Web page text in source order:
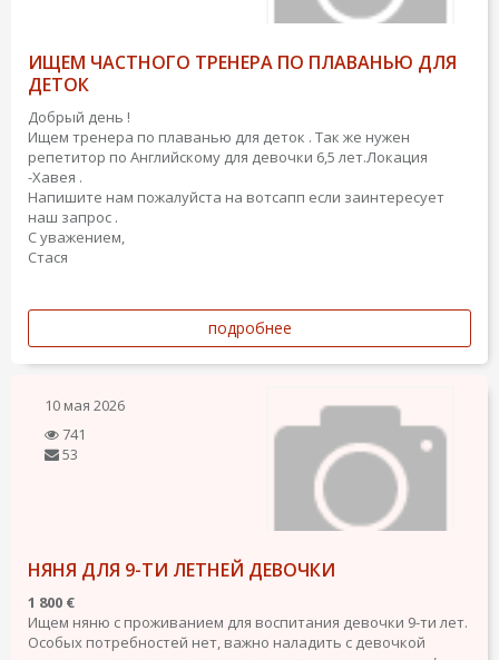
ИЩЕМ ЧАСТНОГО ТРЕНЕРА ПО ПЛАВАНЬЮ ДЛЯ
ДЕТОК
Добрый день !
Ищем тренера по плаванью для деток . Так же нужен
репетитор по Английскому для девочки 6,5 лет.Локация
-Хавея .
Напишите нам пожалуйста на вотсапп если заинтересует
наш запрос .
С уважением,
Стася
подробнее
10 мая 2026
741
53
НЯНЯ ДЛЯ 9-ТИ ЛЕТНЕЙ ДЕВОЧКИ
1 800 €
Ищем няню с проживанием для воспитания девочки 9-ти лет.
Особых потребностей нет, важно наладить с девочкой